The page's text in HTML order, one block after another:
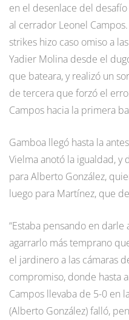
en el desenlace del
al cerrador Leonel
strikes hizo caso omiso a
Yadier Molina desde el
que bateara, y realizó un
de tercera que forzó el
Campos hacia la primera
Gamboa llegó hasta la
Vielma anotó la igualdad,
para Alberto González,
luego para Martínez, que
“Estaba pensando en
agarrarlo más temprano
el jardinero a las cámaras
compromiso, donde hasta
Campos llevaba de 5-0 en
(Alberto González) falló,